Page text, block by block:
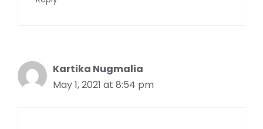
Kartika Nugmalia
May 1, 2021 at 8:54 pm